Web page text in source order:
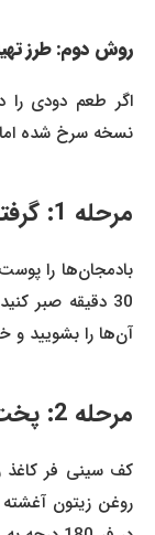
روش دوم: طرز
اگر طعم دودی را
نسخه سرخ شده اما
مرحله 1: گرفتن تلخی بادمجان
بادمجان‌ها را پوست
30 دقیقه صبر
آن‌ها را بشویید و
مرحله 2: پخت در فر یا هواپز (Air Fryer)
کف سینی فر کاغذ
روغن زیتون